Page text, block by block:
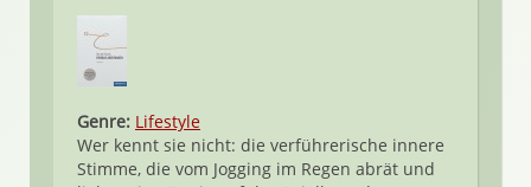
Genre: Lifestyle
Wer kennt sie nicht: die verführerische innere
Stimme, die vom Jogging im Regen abrät und